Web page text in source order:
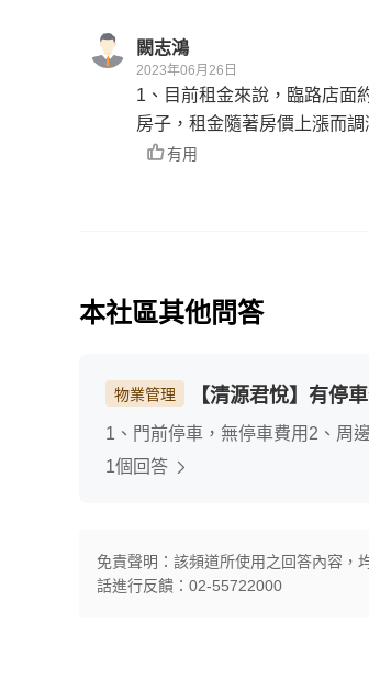
闕志鴻
2023年06月26日
1、目前租金來說，臨路店面
房子，租金隨著房價上漲而
有用
本社區其他問答
物業管理 【清源君悅】有停
1、門前停車，無停車費用2、周
1個回答
免責聲明：該頻道所使用之回答內容，
話進行反饋：02-55722000